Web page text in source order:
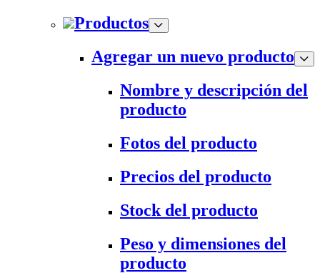
Productos
Agregar un nuevo producto
Nombre y descripción del
producto
Fotos del producto
Precios del producto
Stock del producto
Peso y dimensiones del
producto